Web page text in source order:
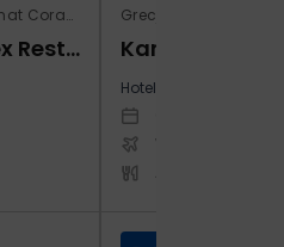
Egipt / Marsa El Alam / Madinat Coraya
Jaz Grand Marsa (ex Resta Grand Resort)
Grecja / Samos /
Kampos
Hotel:
Warszawa -